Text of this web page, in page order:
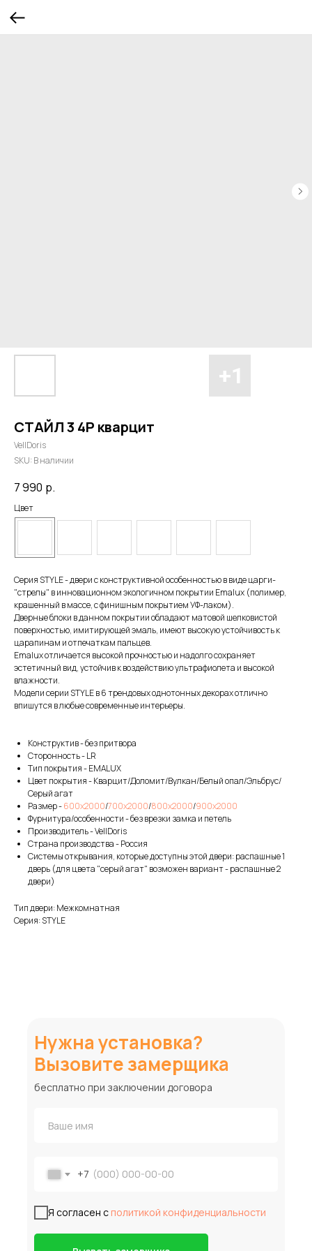
СТАЙЛ 3 4P кварцит
VellDoris
SKU: В наличии
7 990 р.
Цвет
Серия STYLE - двери с конструктивной особенностью в виде царги-
"стрелы" в инновационном экологичном покрытии Emalux (полимер,
крашенный в массе, с финишным покрытием УФ-лаком).
Дверные блоки в данном покрытии обладают матовой шелковистой
поверхностью, имитирующей эмаль, имеют высокую устойчивость к
царапинам и отпечаткам пальцев.
Emalux отличается высокой прочностью и надолго сохраняет
эстетичный вид, устойчив к воздействию ультрафиолета и высокой
влажности.
Модели серии STYLE в 6 трендовых однотонных декорах отлично
впишутся в любые современные интерьеры.
Конструктив - без притвора
Сторонность - LR
Тип покрытия - EMALUX
Цвет покрытия - Кварцит/Доломит/Вулкан/Белый опал/Эльбрус/
Серый агат
Размер -600х2000/700х2000/800х2000/900х2000
Фурнитура/особенности - без врезки замка и петель
Производитель - VellDoris
Страна производства - Россия
Системы открывания, которые доступны этой двери: распашные 1
дверь (для цвета "серый агат" возможен вариант - распашные 2
двери)
Тип двери: Межкомнатная
Серия: STYLE
Нужна установка?
Вызовите замерщика
+7
Я согласен с политикой конфиденциальности
бесплатно при заключении договора